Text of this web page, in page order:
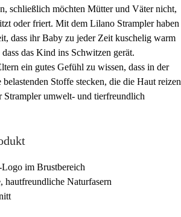
schließlich möchten Mütter und Väter nicht,
oder friert. Mit dem Lilano Strampler haben
dass ihr Baby zu jeder Zeit kuschelig warm
das Kind ins Schwitzen gerät.
ein gutes Gefühl zu wissen, dass in der
Stoffe stecken, die die Haut reizen
Strampler umwelt- und tierfreundlich
im Brustbereich
hautfreundliche Naturfasern